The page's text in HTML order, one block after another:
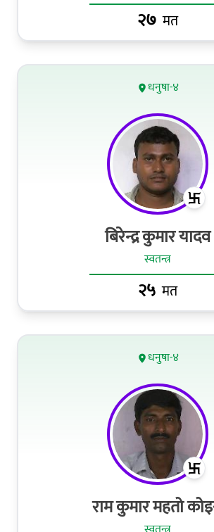
२७ मत
धनुषा-४
बिरेन्द्र कुमार यादव
स्वतन्त्र
२५ मत
धनुषा-४
राम कुमार महतो